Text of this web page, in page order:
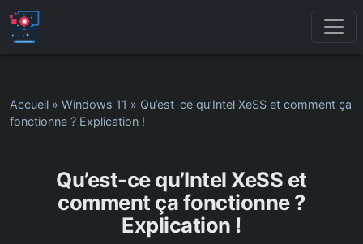
Accueil » Windows 11 » Qu’est-ce qu’Intel XeSS et comment ça
fonctionne ? Explication !
Qu’est-ce qu’Intel XeSS et
comment ça fonctionne ?
Explication !